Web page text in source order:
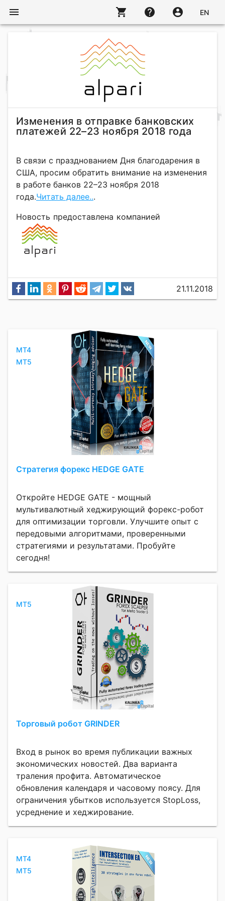
menu shopping_cart help account_circle EN
Изменения в отправке банковских
платежей 22–23 ноября 2018 года
В связи с празднованием Дня благодарения в
США, просим обратить внимание на изменения
в работе банков 22–23 ноября 2018
года.Читать далее...
Новость предоставлена компанией
21.11.2018
MT4
MT5
Стратегия форекс HEDGE GATE
Откройте HEDGE GATE - мощный
мультивалютный хеджирующий форекс-робот
для оптимизации торговли. Улучшите опыт с
передовыми алгоритмами, проверенными
стратегиями и результатами. Пробуйте
сегодня!
MT5
Торговый робот GRINDER
Вход в рынок во время публикации важных
экономических новостей. Два варианта
траления профита. Автоматическое
обновления календаря и часовому поясу. Для
ограничения убытков используется StopLoss,
усреднение и хеджирование.
MT4
MT5